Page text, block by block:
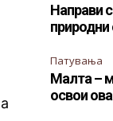
Направи
природни
Патувања
Малта –
освои